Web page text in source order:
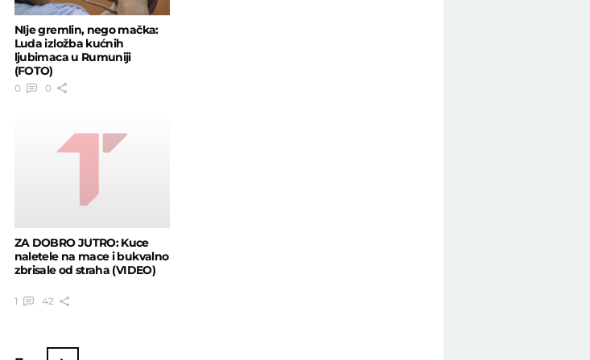
NIje gremlin, nego mačka:
Luda izložba kućnih
ljubimaca u Rumuniji
(FOTO)
0 0
ZA DOBRO JUTRO: Kuce
naletele na mace i bukvalno
zbrisale od straha (VIDEO)
1 42